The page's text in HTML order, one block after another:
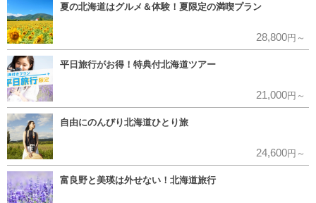
夏の北海道はグルメ＆体験！夏限定の満喫プラン
28,800円～
平日旅行がお得！特典付北海道ツアー
21,000円～
自由にのんびり北海道ひとり旅
24,600円～
富良野と美瑛は外せない！北海道旅行